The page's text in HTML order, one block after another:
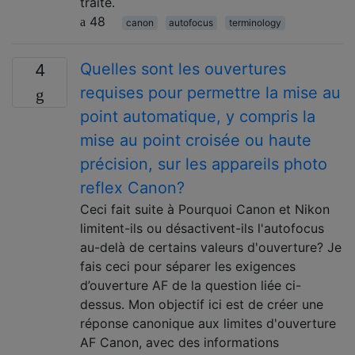
48
canon autofocus terminology
4
Quelles sont les ouvertures
requises pour permettre la mise au
point automatique, y compris la
mise au point croisée ou haute
précision, sur les appareils photo
reflex Canon?
Ceci fait suite à Pourquoi Canon et Nikon
limitent-ils ou désactivent-ils l'autofocus
au-delà de certains valeurs d'ouverture? Je
fais ceci pour séparer les exigences
d’ouverture AF de la question liée ci-
dessus. Mon objectif ici est de créer une
réponse canonique aux limites d'ouverture
AF Canon, avec des informations